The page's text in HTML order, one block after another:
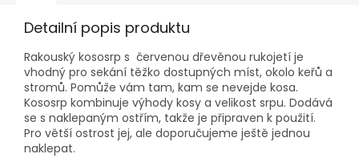
Detailní popis produktu
Rakouský kososrp s červenou dřevěnou rukojetí je
vhodný pro sekání těžko dostupných míst, okolo keřů a
stromů. Pomůže vám tam, kam se nevejde kosa.
Kososrp kombinuje výhody kosy a velikost srpu. Dodává
se s naklepaným ostřím, takže je připraven k použití.
Pro větší ostrost jej, ale doporučujeme ještě jednou
naklepat.